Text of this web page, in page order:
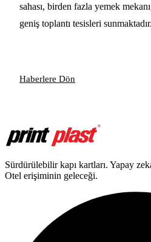
sahası, birden fazla yemek
geniş toplantı tesisleri sunmaktadır.
Haberlere Dön
Sürdürülebilir kapı kartları. Yapay
Otel erişiminin geleceği.